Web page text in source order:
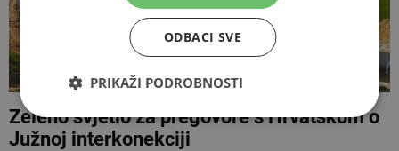
Zeleno svjetlo za pregovore s Hrvatskom o
Južnoj interkonekciji
ODBACI SVE
PRIKAŽI PODROBNOSTI